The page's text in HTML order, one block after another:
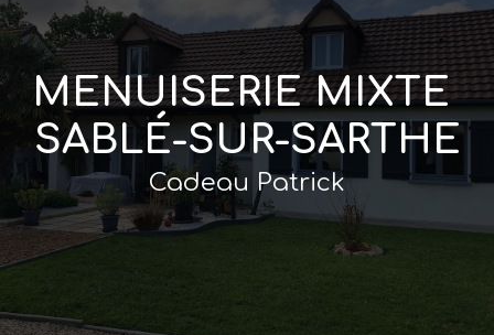
MENUISERIE MIXTE
SABLÉ-SUR-SARTHE
Cadeau Patrick